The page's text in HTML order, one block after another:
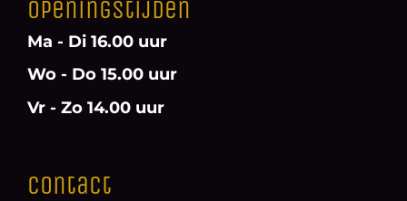
Openingstijden
Ma - Di 16.00 uur
Wo - Do 15.00 uur
Vr - Zo 14.00 uur
Contact